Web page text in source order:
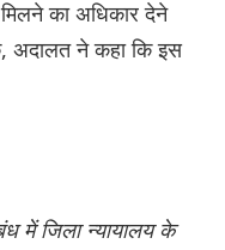
मिलने का अधिकार देने
अदालत ने कहा कि इस
में जिला न्यायालय के